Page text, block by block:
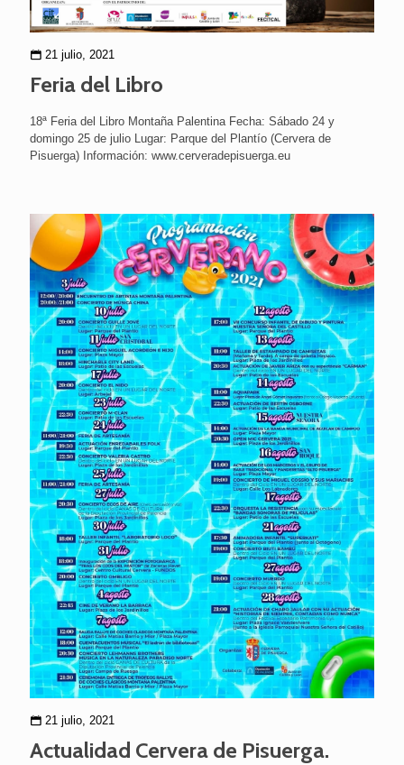
21 julio, 2021
Feria del Libro
18ª Feria del Libro Montaña Palentina Fecha: Sábado 24 y
domingo 25 de julio Lugar: Parque del Plantío (Cervera de
Pisuerga) Información: www.cerveradepisuerga.eu
21 julio, 2021
Actualidad Cervera de Pisuerga.